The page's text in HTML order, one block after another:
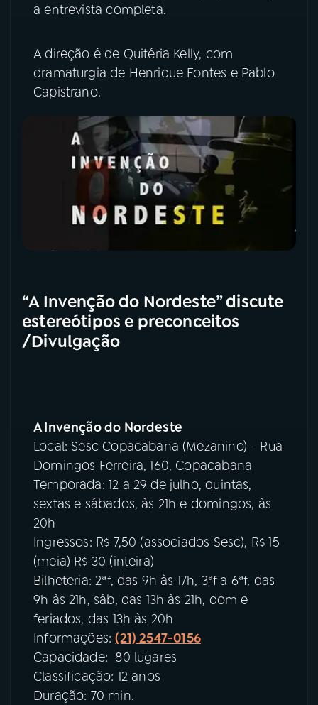
a entrevista completa.
A direção é de Quitéria Kelly, com
dramaturgia de Henrique Fontes e Pablo
Capistrano.
“A Invenção do Nordeste” discute
estereótipos e preconceitos
/Divulgação
A Invenção do Nordeste
Local: Sesc Copacabana (Mezanino) - Rua
Domingos Ferreira, 160, Copacabana
Temporada: 12 a 29 de julho, quintas,
sextas e sábados, às 21h e domingos, às
20h
Ingressos: R$ 7,50 (associados Sesc), R$ 15
(meia) R$ 30 (inteira)
Bilheteria: 2ªf, das 9h às 17h, 3ªf a 6ªf, das
9h às 21h, sáb, das 13h às 21h, dom e
feriados, das 13h às 20h
Informações:(21) 2547-0156
Capacidade: 80 lugares
Classificação: 12 anos
Duração: 70 min.